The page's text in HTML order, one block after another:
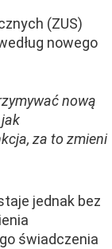
(ZUS)
nowego
nową
za to zmieni
jednak bez
świadczenia